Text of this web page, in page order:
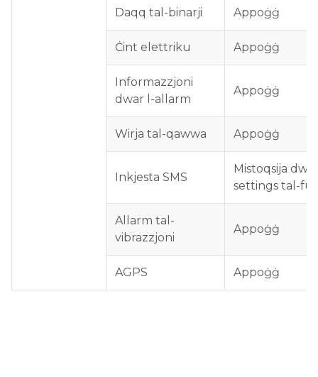
Daqq tal-binarji Appoġġ
Ċint elettriku Appoġġ
Informazzjoni
dwar l-allarm
Appoġġ
Wirja tal-qawwa Appoġġ
Inkjesta SMS
Mistoqsija
settings tal-
Allarm tal-
vibrazzjoni
Appoġġ
AGPS Appoġġ